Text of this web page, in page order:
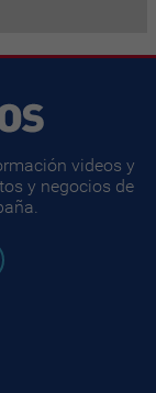
videos y
y negocios de